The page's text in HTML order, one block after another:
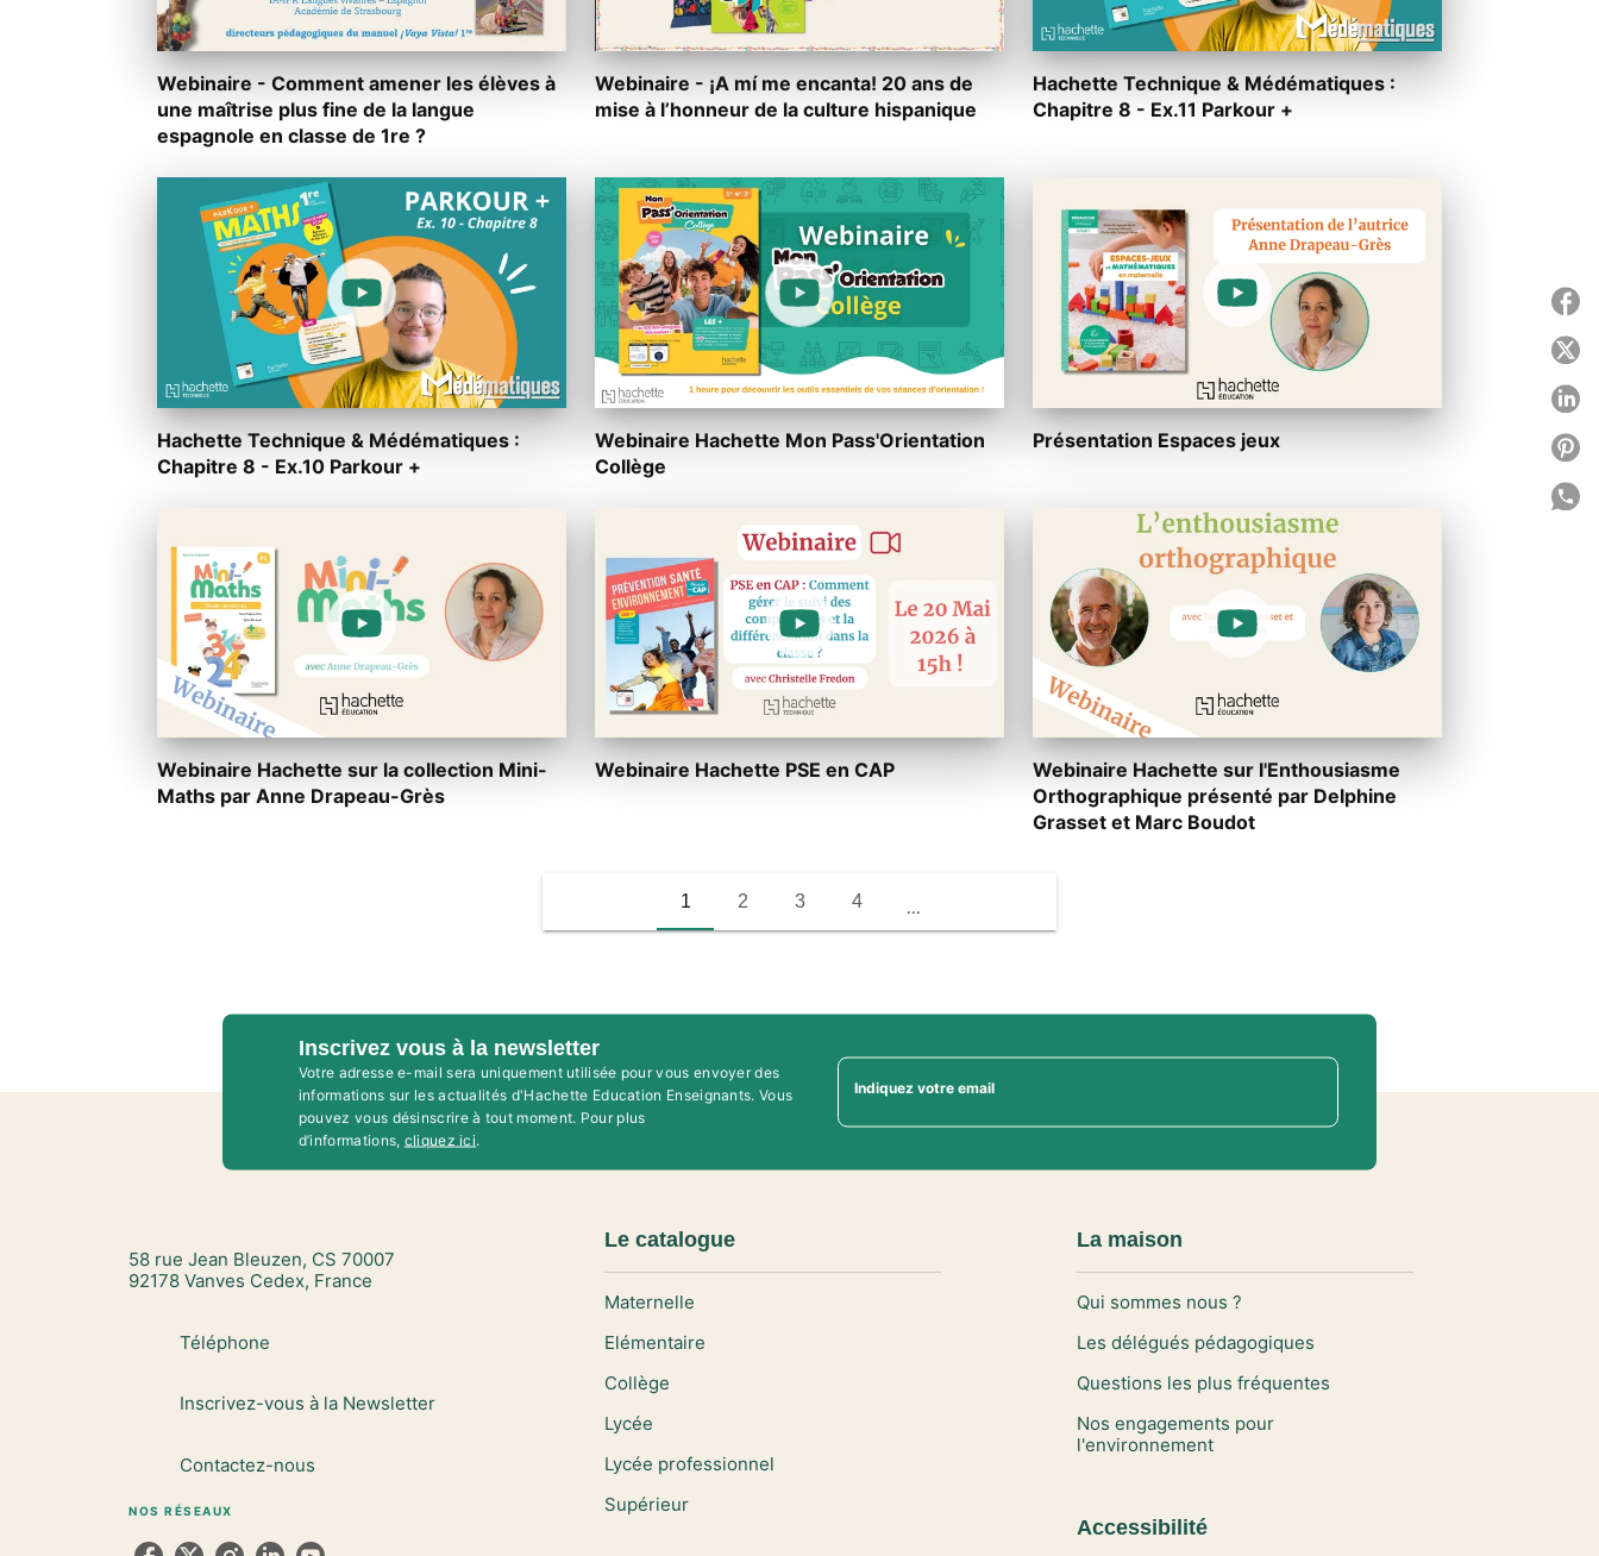
Webinaire - Comment amener les élèves à
une maîtrise plus fine de la langue
espagnole en classe de 1re ?
Webinaire - ¡A mí me encanta! 20 ans de
mise à l’honneur de la culture hispanique
Hachette Technique & Médématiques :
Chapitre 8 - Ex.11 Parkour +
Hachette Technique & Médématiques :
Chapitre 8 - Ex.10 Parkour +
Webinaire Hachette Mon Pass'Orientation
Collège
Présentation Espaces jeux
Webinaire Hachette sur la collection Mini-
Maths par Anne Drapeau-Grès
Webinaire Hachette PSE en CAP
Webinaire Hachette sur l'Enthousiasme
Orthographique présenté par Delphine
Grasset et Marc Boudot
1 2 3 4 ...
Inscrivez vous à la newsletter
Votre adresse e-mail sera uniquement utilisée pour vous envoyer des
informations sur les actualités d'Hachette Education Enseignants. Vous
pouvez vous désinscrire à tout moment. Pour plus
d’informations, cliquez ici.
Indiquez votre email
58 rue Jean Bleuzen, CS 70007
92178 Vanves Cedex, France
Téléphone
Inscrivez-vous à la Newsletter
Contactez-nous
NOS RÉSEAUX
Le catalogue
Maternelle
Elémentaire
Collège
Lycée
Lycée professionnel
Supérieur
La maison
Qui sommes nous ?
Les délégués pédagogiques
Questions les plus fréquentes
Nos engagements pour
l'environnement
Accessibilité